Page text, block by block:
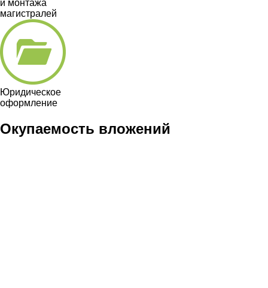
и монтажа
магистралей
Юридическое
оформление
Окупаемость вложений